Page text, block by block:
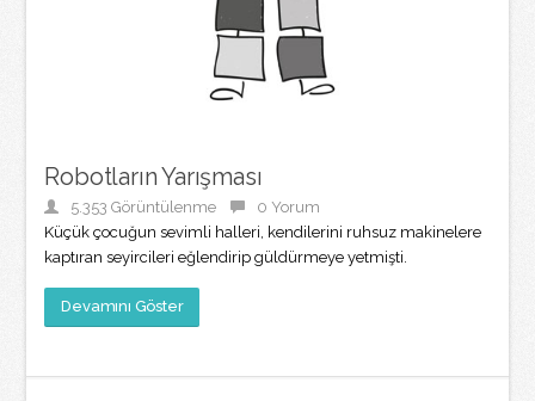
Robotların Yarışması
5.353 Görüntülenme
0 Yorum
Küçük çocuğun sevimli halleri, kendilerini ruhsuz makinelere
kaptıran seyircileri eğlendirip güldürmeye yetmişti.
Devamını Göster